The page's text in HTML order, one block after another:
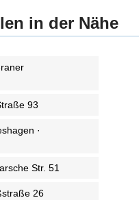
in der Nähe
93
·
Str. 51
26